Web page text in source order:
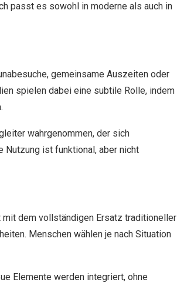
passt es sowohl in moderne als auch in
gemeinsame Auszeiten oder
spielen dabei eine subtile Rolle, indem
wahrgenommen, der sich
ist funktional, aber nicht
dem vollständigen Ersatz traditioneller
Menschen wählen je nach Situation
Elemente werden integriert, ohne